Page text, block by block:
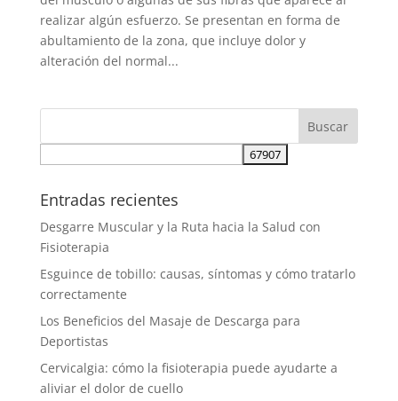
realizar algún esfuerzo. Se presentan en forma de
abultamiento de la zona, que incluye dolor y
alteración del normal...
Entradas recientes
Desgarre Muscular y la Ruta hacia la Salud con
Fisioterapia
Esguince de tobillo: causas, síntomas y cómo tratarlo
correctamente
Los Beneficios del Masaje de Descarga para
Deportistas
Cervicalgia: cómo la fisioterapia puede ayudarte a
aliviar el dolor de cuello